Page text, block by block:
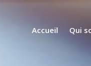
Accueil Qui